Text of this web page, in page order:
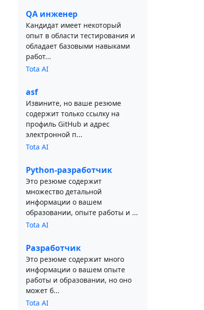
QA инженер
Кандидат имеет некоторый
опыт в области тестирования и
обладает базовыми навыками
работ...
Tota AI
asf
Извините, но ваше резюме
содержит только ссылку на
профиль GitHub и адрес
электронной п...
Tota AI
Python-разработчик
Это резюме содержит
множество детальной
информации о вашем
образовании, опыте работы и ...
Tota AI
Разработчик
Это резюме содержит много
информации о вашем опыте
работы и образовании, но оно
может б...
Tota AI